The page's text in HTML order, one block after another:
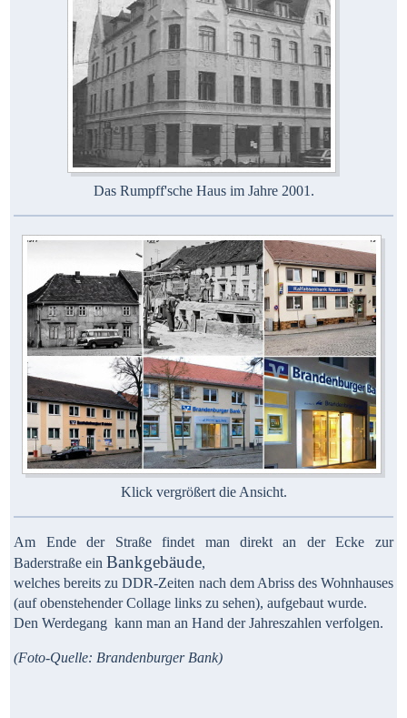
Das Rumpff'sche Haus im Jahre 2001.
Klick vergrößert die Ansicht.
Am Ende der Straße findet man direkt an der Ecke zur
Baderstraße ein Bankgebäude,
welches bereits zu DDR-Zeiten nach dem Abriss des Wohnhauses
(auf obenstehender Collage links zu sehen), aufgebaut wurde.
Den Werdegang kann man an Hand der Jahreszahlen verfolgen.
(Foto-Quelle: Brandenburger Bank)